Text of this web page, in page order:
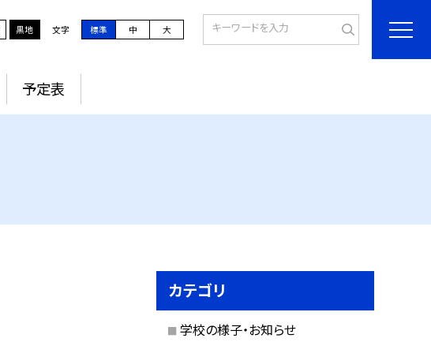
黒地 文字 標準 中 大
予定表
カテゴリ
学校の様子・お知らせ